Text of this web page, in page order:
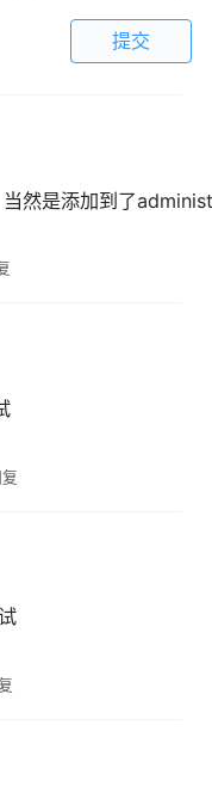
提交
然是添加到了
复